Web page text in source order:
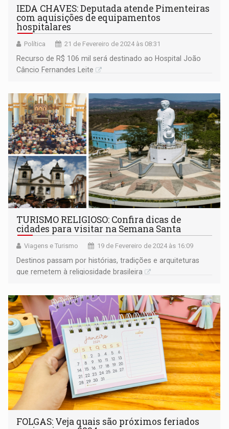
IEDA CHAVES: Deputada atende Pimenteiras
com aquisições de equipamentos
hospitalares
Política 21 de Fevereiro de 2024 às 08:31
Recurso de R$ 106 mil será destinado ao Hospital João
Câncio Fernandes Leite
TURISMO RELIGIOSO: Confira dicas de
cidades para visitar na Semana Santa
Viagens e Turismo 19 de Fevereiro de 2024 às 16:09
Destinos passam por histórias, tradições e arquiteturas
que remetem à religiosidade brasileira
FOLGAS: Veja quais são próximos feriados